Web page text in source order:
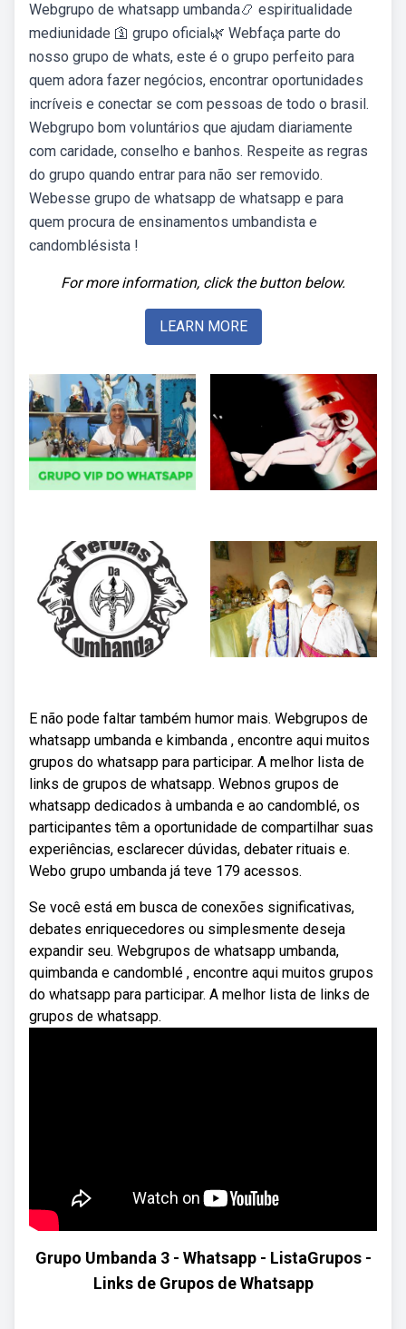
Webgrupo de whatsapp umbanda📿 espiritualidade
mediunidade 🛐 grupo oficial🌿 Webfaça parte do
nosso grupo de whats, este é o grupo perfeito para
quem adora fazer negócios, encontrar oportunidades
incríveis e conectar se com pessoas de todo o brasil.
Webgrupo bom voluntários que ajudam diariamente
com caridade, conselho e banhos. Respeite as regras
do grupo quando entrar para não ser removido.
Webesse grupo de whatsapp de whatsapp e para
quem procura de ensinamentos umbandista e
candomblésista !
For more information, click the button below.
LEARN MORE
E não pode faltar também humor mais. Webgrupos de
whatsapp umbanda e kimbanda , encontre aqui muitos
grupos do whatsapp para participar. A melhor lista de
links de grupos de whatsapp. Webnos grupos de
whatsapp dedicados à umbanda e ao candomblé, os
participantes têm a oportunidade de compartilhar suas
experiências, esclarecer dúvidas, debater rituais e.
Webo grupo umbanda já teve 179 acessos.
Se você está em busca de conexões significativas,
debates enriquecedores ou simplesmente deseja
expandir seu. Webgrupos de whatsapp umbanda,
quimbanda e candomblé , encontre aqui muitos grupos
do whatsapp para participar. A melhor lista de links de
grupos de whatsapp.
Grupo Umbanda 3 - Whatsapp - ListaGrupos -
Links de Grupos de Whatsapp